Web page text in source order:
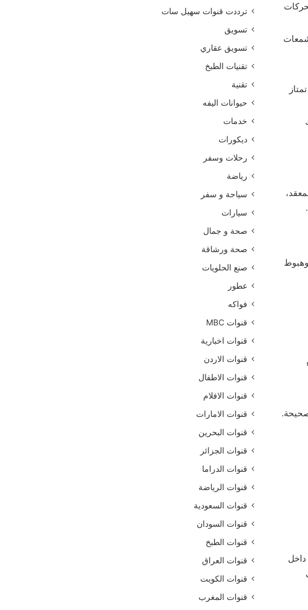
داخل
ترددت قنوات سهيل سات
تسويق
تسويق عقاري
تقنيات الطبخ
تقنية
حيوانات اليفه
خدمات
ديكورات
رحلات وسفر
رياضة
سياحة و سفر
سيارات
صحة و جمال
صحة ورشاقة
صنع الحلويات
عطور
فواكه
قنوات MBC
قنوات اخبارية
قنوات الاردن
قنوات الاطفال
قنوات الافلام
قنوات الامارات
قنوات البحرين
قنوات الجزائر
قنوات الدراما
قنوات الرياضة
قنوات السعودية
قنوات السودان
قنوات الطبخ
قنوات العراق
قنوات الكويت
قنوات المغرب